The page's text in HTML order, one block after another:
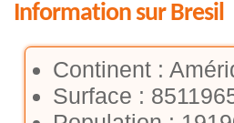
Information sur Bresil
Continent :
Surface :